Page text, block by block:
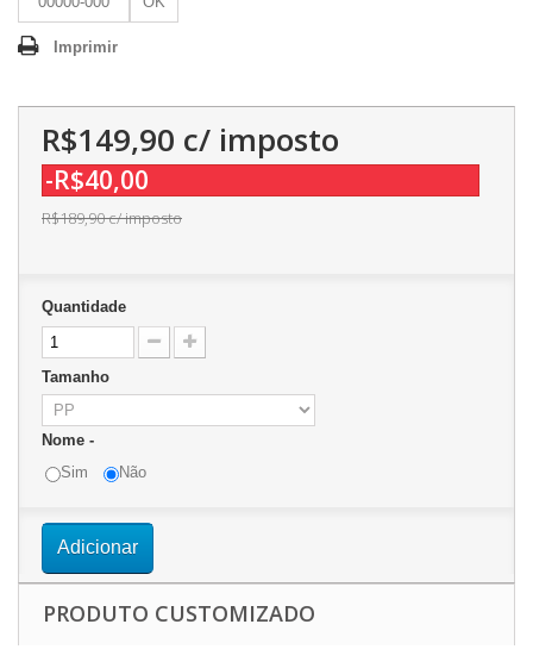
Imprimir
R$149,90 c/ imposto
-R$40,00
R$189,90c/ imposto
Quantidade
Tamanho
Nome -
Sim
Não
Adicionar
PRODUTO CUSTOMIZADO